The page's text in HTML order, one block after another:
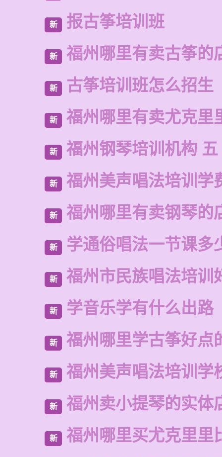
新 报古筝培训班
新 福州哪里有卖古筝的
新 古筝培训班怎么招生
新 福州哪里有卖尤克里
新 福州钢琴培训机构 五
新 福州美声唱法培训学
新 福州哪里有卖钢琴的
新 学通俗唱法一节课多
新 福州市民族唱法培训
新 学音乐学有什么出路
新 福州哪里学古筝好点
新 福州美声唱法培训学
新 福州卖小提琴的实体
新 福州哪里买尤克里里